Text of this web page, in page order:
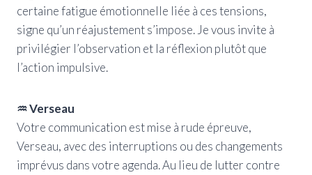
certaine fatigue émotionnelle liée à ces tensions,
signe qu’un réajustement s’impose. Je vous invite à
privilégier l’observation et la réflexion plutôt que
l’action impulsive.
♒ Verseau
Votre communication est mise à rude épreuve,
Verseau, avec des interruptions ou des changements
imprévus dans votre agenda. Au lieu de lutter contre